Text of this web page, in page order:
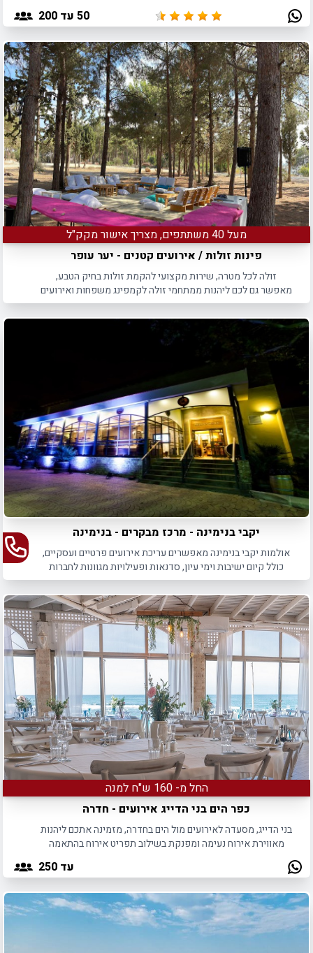
50 עד 200
מעל 40 משתתפים, מצריך אישור מקק"ל
פינות זולות / אירועים קטנים - יער עופר
זולה לכל מטרה, שירות מקצועי להקמת זולות בחיק הטבע,
מאפשר גם לכם ליהנות ממתחמי זולה לקמפינג משפחות ואירועים
קטנים ביער עופר
יקבי בנימינה - מרכז מבקרים - בנימינה
אולמות יקבי בנימינה מאפשרים עריכת אירועים פרטיים ועסקיים,
כולל קיום ישיבות וימי עיון, סדנאות ופעילויות מגוונות לחברות
וארגונים.
החל מ- 160 ש"ח למנה
כפר הים בני הדייג אירועים - חדרה
בני הדייג, מסעדה לאירועים מול הים בחדרה, מזמינה אתכם ליהנות
מאווירת אירוח נעימה ומפנקת בשילוב תפריט אירוח בהתאמה
עד 250